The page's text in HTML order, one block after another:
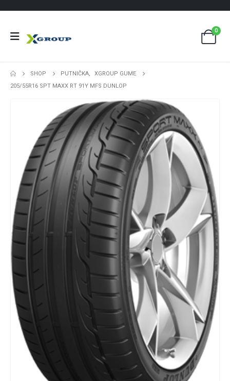
0
SHOP PUTNIČKA,
XGROUP GUME
205/55R16 SPT MAXX RT 91Y MFS DUNLOP